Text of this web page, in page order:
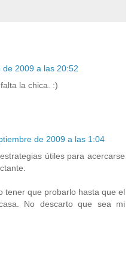
2009 a las 20:52
la chica. :)
de 2009 a las 1:04
útiles para acercarse
tener que probarlo hasta que el
No descarto que sea mi